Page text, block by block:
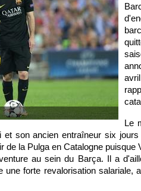
Le
son ancien entraîneur six
de la Pulga en Catalogne puisque
au sein du Barça. Il a
une forte revalorisation salariale,